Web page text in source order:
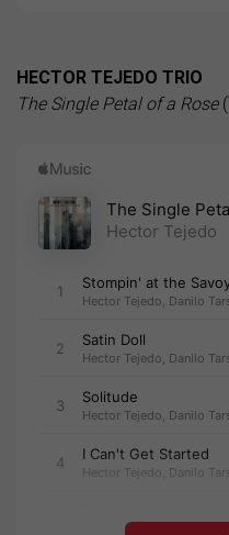
HECTOR TEJEDO TRIO
The Single Petal of a Rose